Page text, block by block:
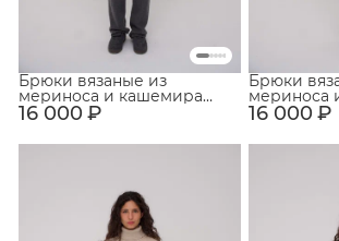
16 000 ₽
Брюки вязаные из
мериноса и кашемира
Тёмно-серый 16 000 ₽
Брюки
мериноса
Тёмно-